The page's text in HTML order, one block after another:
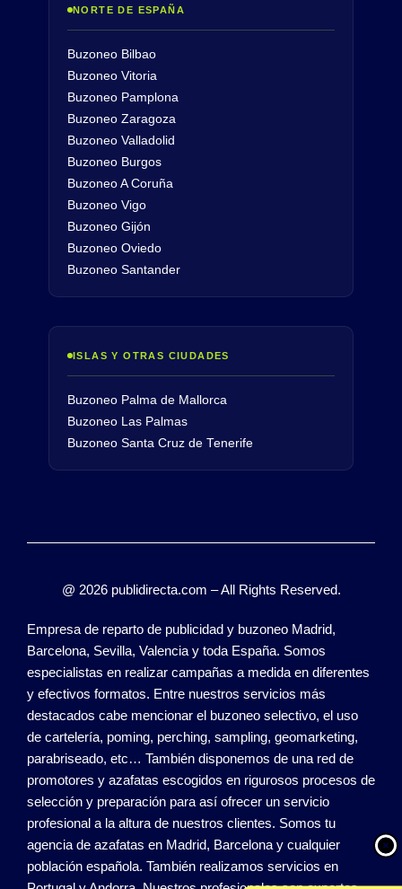
NORTE DE ESPAÑA
Buzoneo Bilbao
Buzoneo Vitoria
Buzoneo Pamplona
Buzoneo Zaragoza
Buzoneo Valladolid
Buzoneo Burgos
Buzoneo A Coruña
Buzoneo Vigo
Buzoneo Gijón
Buzoneo Oviedo
Buzoneo Santander
ISLAS Y OTRAS CIUDADES
Buzoneo Palma de Mallorca
Buzoneo Las Palmas
Buzoneo Santa Cruz de Tenerife
@ 2026 publidirecta.com – All Rights Reserved.
Empresa de reparto de publicidad y buzoneo Madrid,
Barcelona, Sevilla, Valencia y toda España. Somos
especialistas en realizar campañas a medida en diferentes
y efectivos formatos. Entre nuestros servicios más
destacados cabe mencionar el buzoneo selectivo, el uso
de cartelería, poming, perching, sampling, geomarketing,
parabriseado, etc… También disponemos de una red de
promotores y azafatas escogidos en rigurosos procesos de
selección y preparación para así ofrecer un servicio
profesional a la altura de nuestros clientes. Somos tu
agencia de azafatas en Madrid, Barcelona y cualquier
población española. También realizamos servicios en